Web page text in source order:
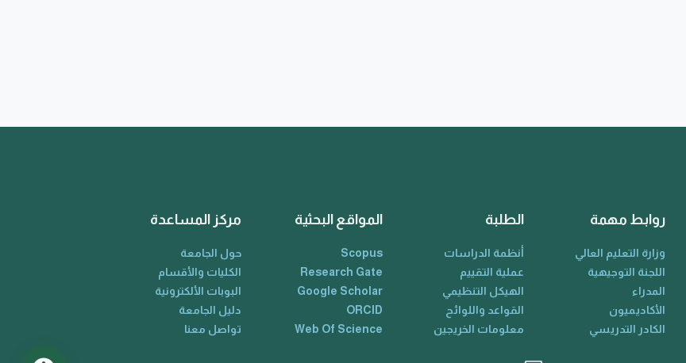
روابط مهمة
وزارة التعليم العالي
اللجنة التوجيهية
المدراء
الأكاديميون
الكادر التدريسي
الطلبة
أنظمة الدراسات
عملية التقييم
الهيكل التنظيمي
القواعد واللوائح
معلومات الخريجين
المواقع البحثية
Scopus
Research Gate
Google Scholar
ORCID
Web Of Science
مركز المساعدة
حول الجامعة
الكليات والأقسام
البوبات الألكترونية
دليل الجامعة
تواصل معنا